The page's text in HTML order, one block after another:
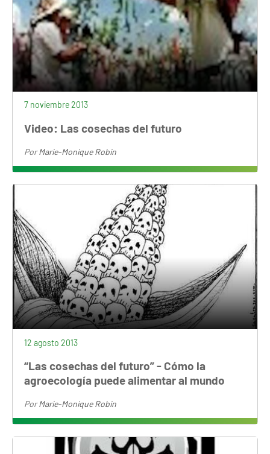
7 noviembre 2013
Video: Las cosechas del futuro
PorMarie-Monique Robin
12 agosto 2013
“Las cosechas del futuro” - Cómo la
agroecología puede alimentar al mundo
PorMarie-Monique Robin